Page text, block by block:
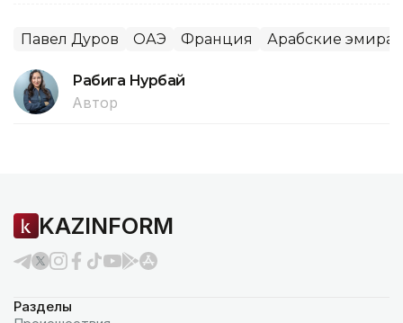
Павел Дуров ОАЭ Франция Арабские
Рабига Нурбай
Автор
KAZINFORM
Разделы